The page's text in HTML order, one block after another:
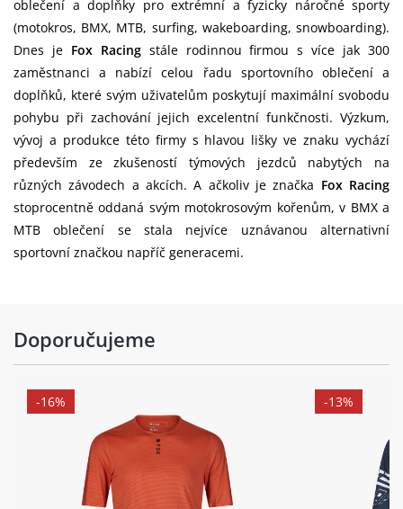
oblečení a doplňky pro extrémní a fyzicky náročné sporty
(motokros, BMX, MTB, surfing, wakeboarding, snowboarding).
Dnes je Fox Racingstále rodinnou firmou s více jak 300
zaměstnanci a nabízí celou řadu sportovního oblečení a
doplňků, které svým uživatelům poskytují maximální svobodu
pohybu při zachování jejich excelentní funkčnosti. Výzkum,
vývoj a produkce této firmy s hlavou lišky ve znaku vychází
především ze zkušeností týmových jezdců nabytých na
různých závodech a akcích. A ačkoliv je značka Fox Racing
stoprocentně oddaná svým motokrosovým kořenům, v BMX a
MTB oblečení se stala nejvíce uznávanou alternativní
sportovní značkou napříč generacemi.
Doporučujeme
-16% -13%